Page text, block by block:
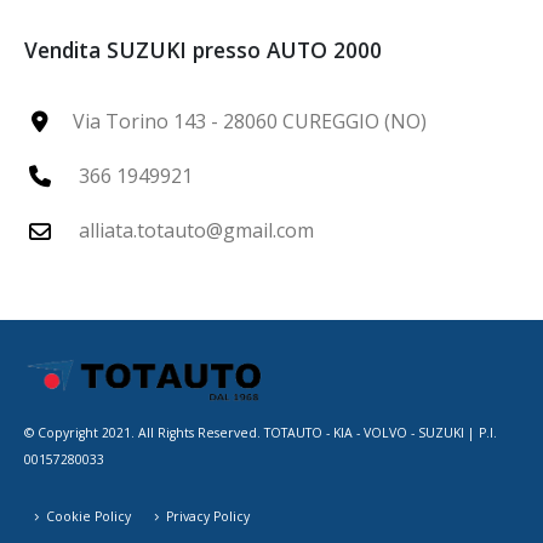
Vendita SUZUKI presso AUTO 2000
Via Torino 143 - 28060 CUREGGIO (NO)
366 1949921
alliata.totauto@gmail.com
© Copyright 2021. All Rights Reserved. TOTAUTO - KIA - VOLVO - SUZUKI | P.I.
00157280033
Cookie Policy Privacy Policy